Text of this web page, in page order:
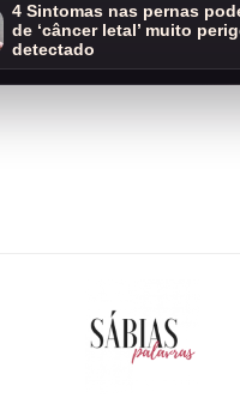
4 Sintomas nas pernas
de ‘câncer letal’ muito
detectado